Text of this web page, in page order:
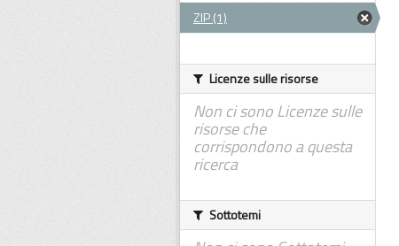
ZIP (1)
Licenze sulle risorse
Non ci sono Licenze sulle
risorse che
corrispondono a questa
ricerca
Sottotemi